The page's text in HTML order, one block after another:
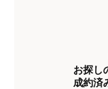
お探し
成約済